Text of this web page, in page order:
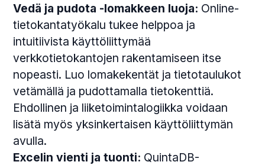
Vedä ja pudota -lomakkeen luoja: Online-
tietokantatyökalu tukee helppoa ja
intuitiivista käyttöliittymää
verkkotietokantojen rakentamiseen itse
nopeasti. Luo lomakekentät ja tietotaulukot
vetämällä ja pudottamalla tietokenttiä.
Ehdollinen ja liiketoimintalogiikka voidaan
lisätä myös yksinkertaisen käyttöliittymän
avulla.
Excelin vienti ja tuonti: QuintaDB-